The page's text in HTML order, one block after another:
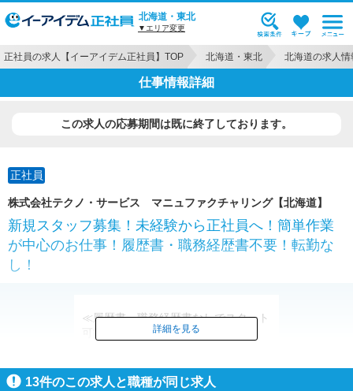
北海道・東北
▼エリア変更
正社員の求人【イーアイデム正社員】TOP 北海道・東北 北海道の求人情
仕事情報詳細
この求人の応募期間は既に終了しております。
正社員
株式会社テクノ・サービス マニュファクチャリング【北海道】
新規スタッフ募集！未経験から正社員へ！簡単作業
が中心のお仕事！履歴書・職務経歴書不要！転勤な
し！
≪履歴書・職務経歴書なしでスタート
詳細を見る
13件のこの求人と職種が同じ求人